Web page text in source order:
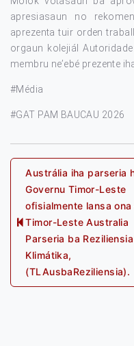
apresiasaun no
aprezenta tuir orden
orgaun kolejiál
membru ne’ebé prezente
#Média
#GAT PAM BAUCAU 2026
Post
navigation
Previous
post:
Austrália iha parseria
Governu Timor-Leste
ofisialmente lansa ona
Timor-Leste Australia
Parseria ba Reziliensia
Klimátika,
(TLAusbaReziliensia).